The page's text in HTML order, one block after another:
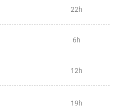
22h
6h
12h
19h